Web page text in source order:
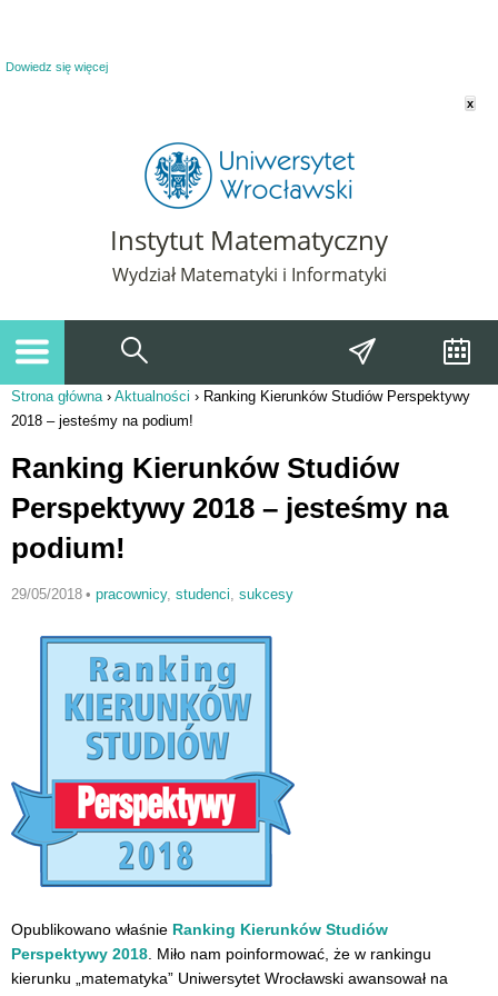
Dowiedz się więcej
x
Instytut Matematyczny
Wydział Matematyki i Informatyki
Jesteś tutaj
Strona główna› Aktualności › Ranking Kierunków Studiów Perspektywy
2018 – jesteśmy na podium!
Ranking Kierunków Studiów
Perspektywy 2018 – jesteśmy na
podium!
29/05/2018 • pracownicy, studenci, sukcesy
Opublikowano właśnie Ranking Kierunków Studiów
Perspektywy 2018 . Miło nam poinformować, że w rankingu
kierunku „matematyka” Uniwersytet Wrocławski awansował na